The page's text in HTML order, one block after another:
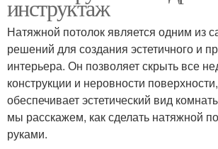
инструктаж
Натяжной потолок является одним из
решений для создания эстетичного и
интерьера. Он позволяет скрыть все
конструкции и неровности
обеспечивает эстетический вид
мы расскажем, как сделать натяжной
руками.